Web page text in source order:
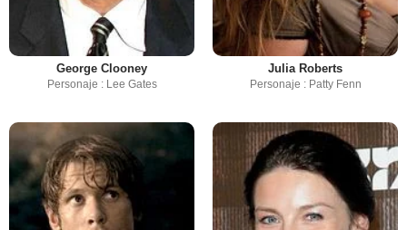
George Clooney
Personaje : Lee Gates
Julia Roberts
Personaje : Patty Fenn